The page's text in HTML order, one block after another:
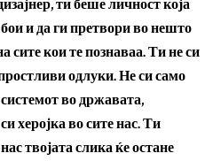
ти беше личност која
и да ги претвори во нешто
сите кои те познаваа. Ти не си
одлуки. Не си само
во државата,
херојка во сите нас. Ти
твојата слика ќе остане